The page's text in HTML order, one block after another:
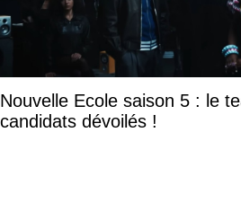
Nouvelle Ecole saison 5 : le
candidats dévoilés !